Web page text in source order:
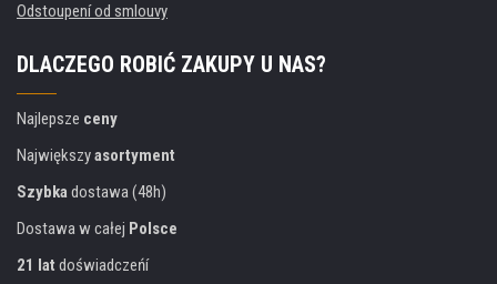
Odstoupení od smlouvy
DLACZEGO ROBIĆ ZAKUPY U NAS?
Najlepsze ceny
Największyasortyment
Szybkadostawa (48h)
Dostawa w całej Polsce
21 lat doświadczeńí